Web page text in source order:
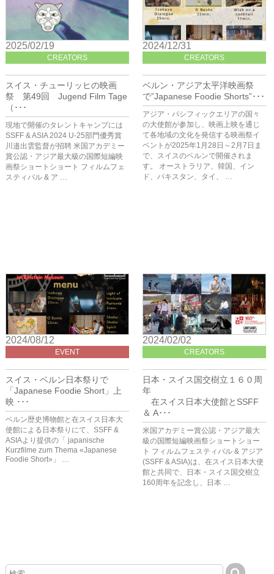
2025/02/19
CREATORS
スイス・チューリッヒの映画
祭 第49回 Jugend Film Tage
（･･･
現地で開催のタレントキャンプには
SSFF & ASIA 2024 U-25部門優秀賞
川邉出雲監督が招聘 米国アカデミー
賞公認・アジア最大級の国際短編映
画祭ショートショート フィルムフェ
スティバル & ア …
2024/12/31
CREATORS
ベルン・アジア太平洋映画祭
で”Japanese Foodie Shorts”･･･
アジア・パシフィックエリアの国々
の大使館が参加し、映画上映を通じ
て各地域の文化を発信する映画祭イ
ベントが2025年1月28日～2月7日ま
で、スイスのベルンで開催されま
す。 オーストラリア、韓国、イン
ド、パキスタン、タイ、 …
2024/08/12
EVENT
スイス・ベルン日本祭りで
「Japanese Foodie Short」上
映 ･･･
ベルン歴史博物館と在スイス日本大
使館による日本祭りにて、SSFF &
ASIAより提供の「 japanische
Kurzfilme zum Thema «Japanese
Foodie Short»」 …
2024/02/02
CREATORS
日本・スイス国交樹立１６０周
年
在スイス日本大使館とSSFF
＆ A･･･
米国アカデミー賞公認・アジア最大
級の国際短編映画祭ショートショー
ト フィルムフェスティバル & アジア
(SSFF & ASIA)は、在スイス日本大使
館と共同で、日本・スイス国交樹立
160周年を記念し、日本 …